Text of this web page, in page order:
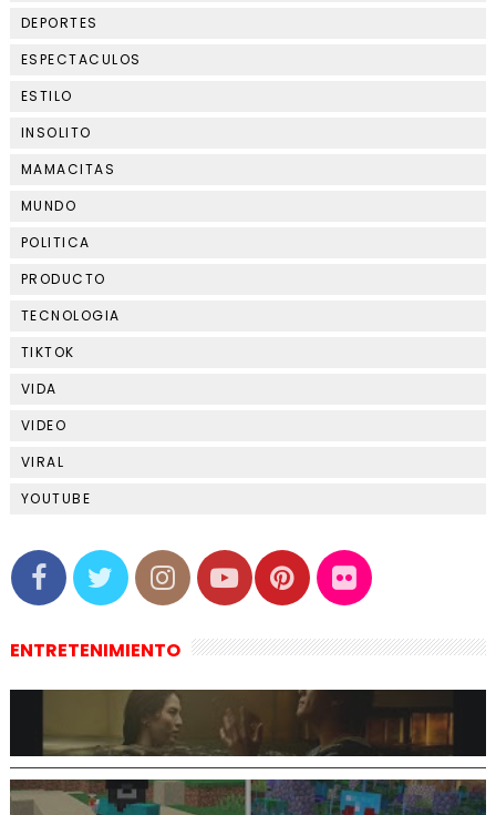
DEPORTES
ESPECTACULOS
ESTILO
INSOLITO
MAMACITAS
MUNDO
POLITICA
PRODUCTO
TECNOLOGIA
TIKTOK
VIDA
VIDEO
VIRAL
YOUTUBE
ENTRETENIMIENTO